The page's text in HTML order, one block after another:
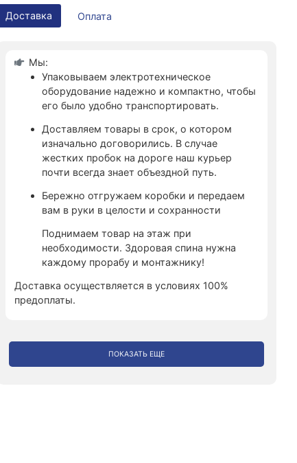
Доставка Оплата
Мы:
Упаковываем электротехническое
оборудование надежно и компактно, чтобы
его было удобно транспортировать.
Доставляем товары в срок, о котором
изначально договорились. В случае
жестких пробок на дороге наш курьер
почти всегда знает объездной путь.
Бережно отгружаем коробки и передаем
вам в руки в целости и сохранности
Поднимаем товар на этаж при
необходимости. Здоровая спина нужна
каждому прорабу и монтажнику!
Доставка осуществляется в условиях 100%
предоплаты.
ПОКАЗАТЬ ЕЩЕ